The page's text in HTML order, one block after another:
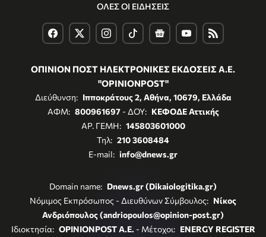
ΟΛΕΣ ΟΙ ΕΙΔΗΣΕΙΣ
ΟΠΙΝΙΟΝ ΠΟΣΤ ΗΛΕΚΤΡΟΝΙΚΕΣ ΕΚΔΟΣΕΙΣ Α.Ε.
"OPINIONPOST"
Διεύθυνση: Ιπποκράτους 2, Αθήνα, 10679, Ελλάδα
ΑΦΜ: 800961697- ΔΟΥ: ΚΕΦΟΔΕ Αττικής
ΑΡ. ΓΕΜΗ: 145803601000
Τηλ: 210 3608484
E-mail: info@dnews.gr
Domain name: Dnews.gr (Dikaiologitika.gr)
Νόμιμος Εκπρόσωπος - Διευθύνων Σύμβουλος: Νίκος
Ανδριόπουλος (andriopoulos@opinion-post.gr)
Ιδιοκτησία: OPINIONPOST A.E. - Μέτοχοι: ENERGY REGISTER